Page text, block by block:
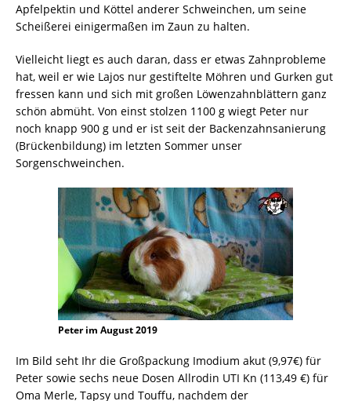
Apfelpektin und Köttel anderer Schweinchen, um seine
Scheißerei einigermaßen im Zaun zu halten.
Vielleicht liegt es auch daran, dass er etwas Zahnprobleme
hat, weil er wie Lajos nur gestiftelte Möhren und Gurken gut
fressen kann und sich mit großen Löwenzahnblättern ganz
schön abmüht. Von einst stolzen 1100 g wiegt Peter nur
noch knapp 900 g und er ist seit der Backenzahnsanierung
(Brückenbildung) im letzten Sommer unser
Sorgenschweinchen.
Peter im August 2019
Im Bild seht Ihr die Großpackung Imodium akut (9,97€) für
Peter sowie sechs neue Dosen Allrodin UTI Kn (113,49 €) für
Oma Merle, Tapsy und Touffu, nachdem der